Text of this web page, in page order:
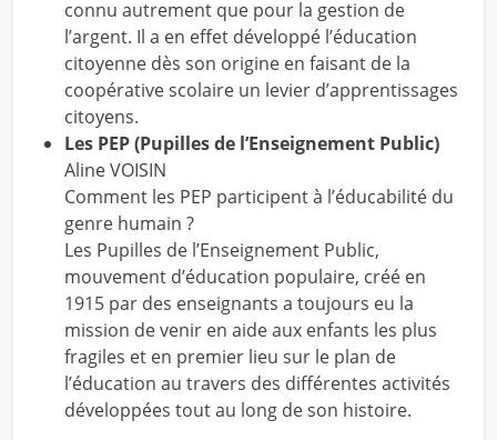
connu autrement que pour la gestion de
l’argent. Il a en effet développé l’éducation
citoyenne dès son origine en faisant de la
coopérative scolaire un levier d’apprentissages
citoyens.
Les PEP (Pupilles de l’Enseignement Public)
Aline VOISIN
Comment les PEP participent à l’éducabilité du
genre humain ?
Les Pupilles de l’Enseignement Public,
mouvement d’éducation populaire, créé en
1915 par des enseignants a toujours eu la
mission de venir en aide aux enfants les plus
fragiles et en premier lieu sur le plan de
l’éducation au travers des différentes activités
développées tout au long de son histoire.